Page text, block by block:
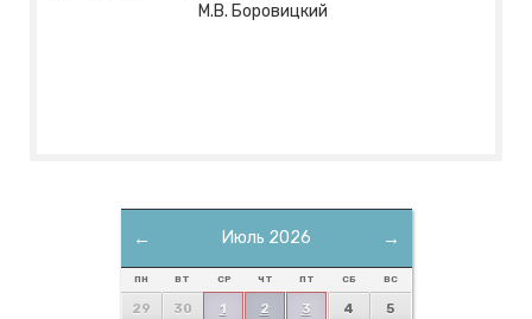
М.В. Боровицкий
← →
Июль 2026
ПН ВТ СР ЧТ ПТ СБ ВС
29 30 1 2 3 4 5